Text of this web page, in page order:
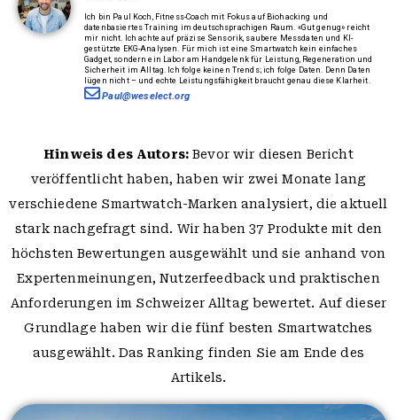
Ich bin Paul Koch, Fitness-Coach mit Fokus auf Biohacking und
datenbasiertes Training im deutschsprachigen Raum. «Gut genug» reicht
mir nicht. Ich achte auf präzise Sensorik, saubere Messdaten und KI-
gestützte EKG-Analysen. Für mich ist eine Smartwatch kein einfaches
Gadget, sondern ein Labor am Handgelenk für Leistung, Regeneration und
Sicherheit im Alltag. Ich folge keinen Trends; ich folge Daten. Denn Daten
lügen nicht – und echte Leistungsfähigkeit braucht genau diese Klarheit.
Paul@weselect.org
Hinweis des Autors: Bevor wir diesen Bericht
veröffentlicht haben, haben wir zwei Monate lang
verschiedene Smartwatch-Marken analysiert, die aktuell
stark nachgefragt sind. Wir haben 37 Produkte mit den
höchsten Bewertungen ausgewählt und sie anhand von
Expertenmeinungen, Nutzerfeedback und praktischen
Anforderungen im Schweizer Alltag bewertet. Auf dieser
Grundlage haben wir die fünf besten Smartwatches
ausgewählt. Das Ranking finden Sie am Ende des
Artikels.